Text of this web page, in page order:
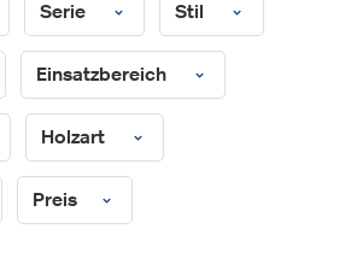
Serie Stil
Einsatzbereich
Holzart
Preis